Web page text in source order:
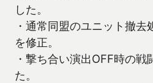
した。
・通常同盟のユニット撤
を修正。
・撃ち合い演出OFF時の戦
た。